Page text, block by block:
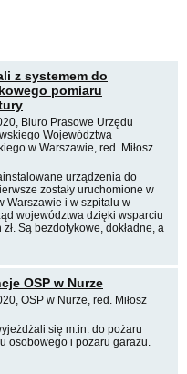
z systemem do
pomiaru
Biuro Prasowe Urzędu
Województwa
w Warszawie, red. Miłosz
urządzenia do
zostały uruchomione w
Warszawie i w szpitalu w
województwa dzięki wsparciu
Są bezdotykowe, dokładne, a
OSP w Nurze
OSP w Nurze, red. Miłosz
się m.in. do pożaru
osobowego i pożaru garażu.